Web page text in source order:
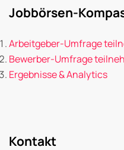
Jobbörsen-
Arbeitgeber-Umfrage
Bewerber-Umfrage
Ergebnisse & Analytics
Kontakt